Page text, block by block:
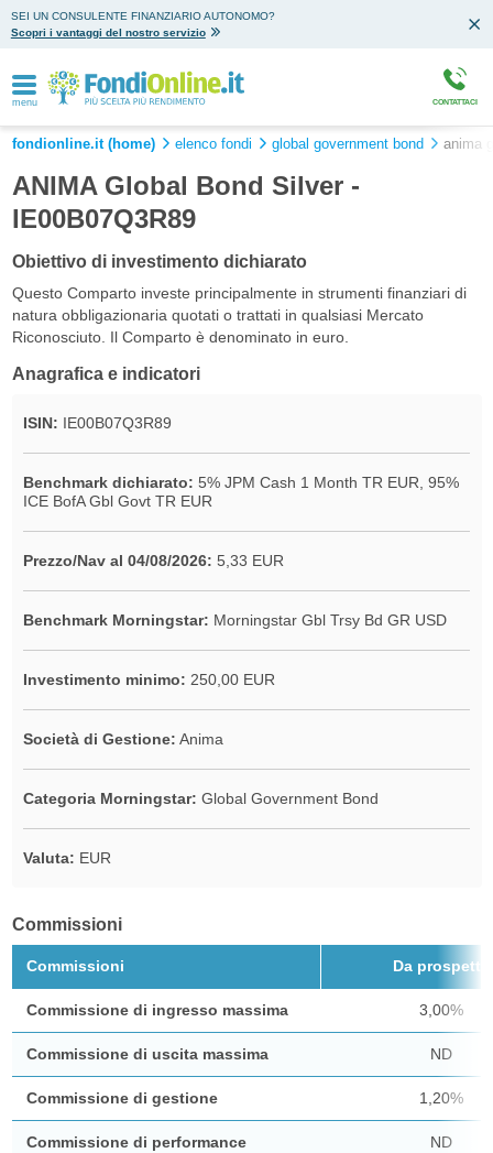
SEI UN CONSULENTE FINANZIARIO AUTONOMO?
Scopri i vantaggi del nostro servizio
menu CONTATTACI
fondionline.it (home) elenco fondi global government bond anima
ANIMA Global Bond Silver -
IE00B07Q3R89
Obiettivo di investimento dichiarato
Questo Comparto investe principalmente in strumenti finanziari di
natura obbligazionaria quotati o trattati in qualsiasi Mercato
Riconosciuto. Il Comparto è denominato in euro.
Anagrafica e indicatori
ISIN: IE00B07Q3R89
Benchmark dichiarato: 5% JPM Cash 1 Month TR EUR, 95%
ICE BofA Gbl Govt TR EUR
Prezzo/Nav al 04/08/2026: 5,33 EUR
Benchmark Morningstar: Morningstar Gbl Trsy Bd GR USD
Investimento minimo: 250,00 EUR
Società di Gestione: Anima
Categoria Morningstar: Global Government Bond
Valuta: EUR
Commissioni
Commissioni Da prospetto
Commissione di ingresso massima 3,00%
Commissione di uscita massima ND
Commissione di gestione 1,20%
Commissione di performance ND